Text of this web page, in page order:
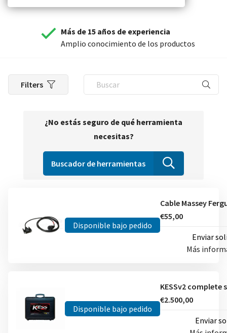
Más de 15 años de experiencia
Amplio conocimiento de los productos
Filters
¿No estás seguro de qué herramienta
necesitas?
Buscador de herramientas
Disponible bajo pedido
€55,00
Enviar
Más
Disponible bajo pedido
€2.500,00
Enviar